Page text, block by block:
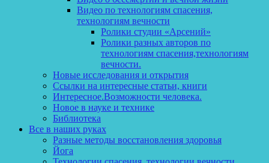
Видео по технологиям спасения,
технологиям вечности
Ролики студии «Арсений»
Ролики разных авторов по
технологиям спасения,технологиям
вечности.
Новые исследования и открытия
Ссылки на интересные статьи, книги
Интересное.Возможности человека.
Новое в науке и технике
Библиотека
Все в наших руках
Разные методы восстановления здоровья
Йога